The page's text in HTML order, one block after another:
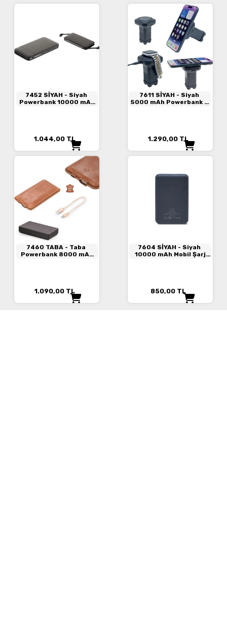
7452 SİYAH - Siyah
Powerbank 10000 mAh
1.044,00 TL
7611 SİYAH - Siyah
5000 mAh Powerbank &
1.290,00 TL
7460 TABA - Taba
Powerbank 8000 mAh
1.090,00 TL
7604 SİYAH - Siyah
10000 mAh Mobil Şarj
850,00 TL